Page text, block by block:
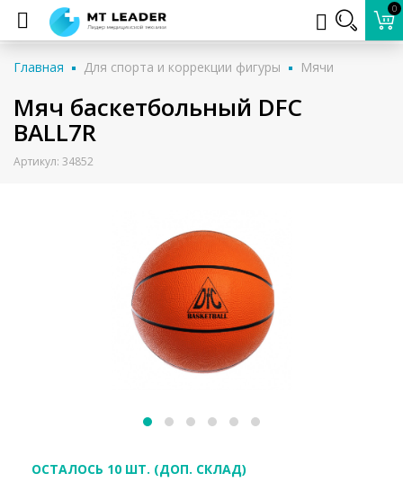
0
Главная Для спорта и коррекции фигуры Мячи
Мяч баскетбольный DFC
BALL7R
Артикул: 34852
ОСТАЛОСЬ 10 ШТ. (ДОП. СКЛАД)